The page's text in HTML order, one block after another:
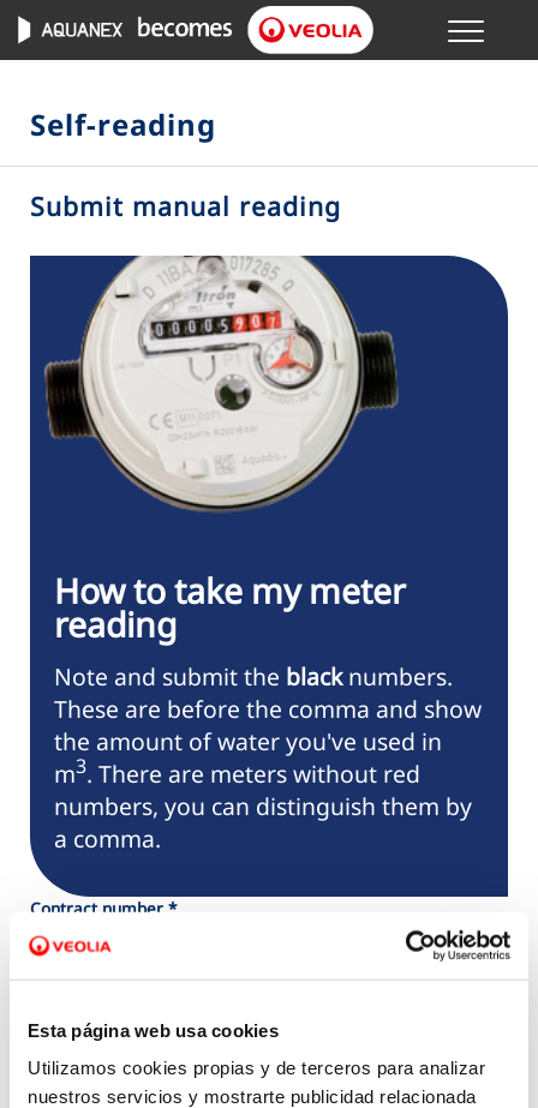
Esta página web usa cookies
Utilizamos cookies propias y de terceros para analizar
nuestros servicios y mostrarte publicidad relacionada
Menu
YOUR SERVICE
ABOUT US
Self-reading
Submit manual reading
Contract number *
Current reading *
How to take mymeter
reading
Note and submit the blacknumbers.
These are before the comma and show
the amount of water you've used in
m3. There are meters without red
numbers, you can distinguish them by
a comma.